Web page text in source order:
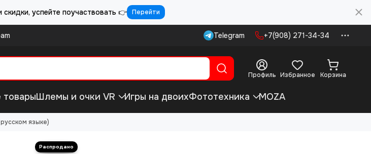
успейте поучаствовать 👉 Перейти
Telegram +7(908) 271-34-34
Профиль Избранное Корзина
Шлемы и очки VR Игры на двоихФототехника MOZA
языке)